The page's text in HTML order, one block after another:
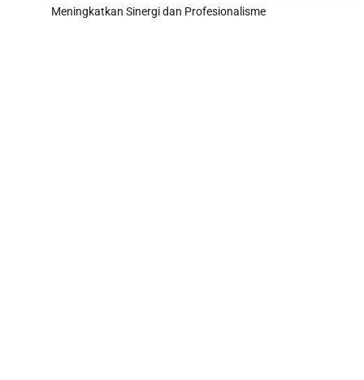
Meningkatkan Sinergi dan Profesionalisme